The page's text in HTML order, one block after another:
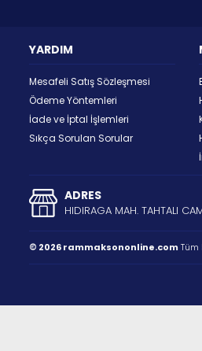
YARDIM
Mesafeli Satış Sözleşmesi
Ödeme Yöntemleri
İade ve İptal İşlemleri
Sıkça Sorulan Sorular
ADRES
HIDIRAGA MAH. TAHTALI
© 2026 rammaksononline.com Tüm